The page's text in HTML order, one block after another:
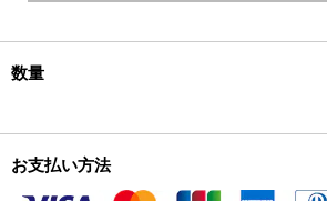
数量
お支払い方法